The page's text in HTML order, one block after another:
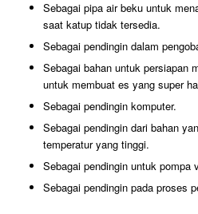
Sebagai pipa air beku untuk
saat katup tidak tersedia.
Sebagai pendingin dalam
Sebagai bahan untuk persiapan
untuk membuat es yang super
Sebagai pendingin komputer.
Sebagai pendingin dari bahan
temperatur yang tinggi.
Sebagai pendingin untuk pompa
Sebagai pendingin pada proses